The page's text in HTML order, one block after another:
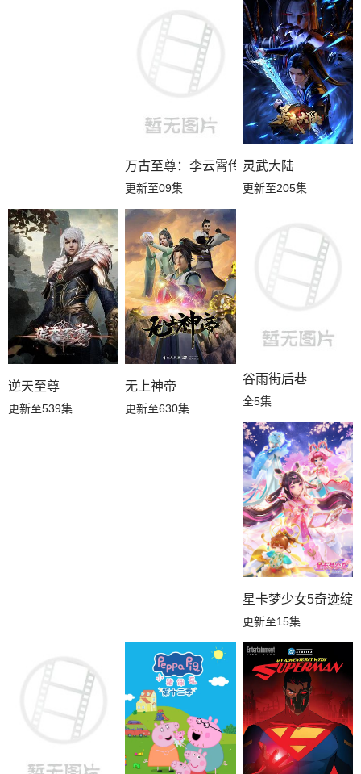
万古至尊：李云霄传
更新至09集
灵武大陆
更新至205集
逆天至尊
更新至539集
无上神帝
更新至630集
谷雨街后巷
全5集
星卡梦少女5奇迹绽
更新至15集